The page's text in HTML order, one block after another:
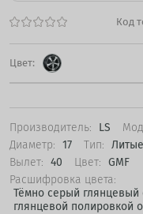
Код
Цвет:
Производитель: LS
Диаметр: 17 Тип: Литые
Вылет: 40 Цвет: GMF
Расшифровка цвета:
Тёмно серый глянцевый
глянцевой полировкой